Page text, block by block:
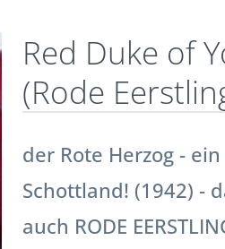
Red Duke of
(Rode
der Rote Herzog -
Schottland! (1942) -
auch RODE